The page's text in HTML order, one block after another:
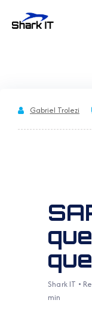
Gabriel Trolezi
Shark IT •
min